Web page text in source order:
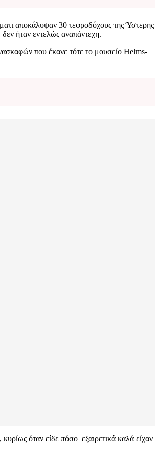
αποκάλυψαν 30 τεφροδόχους της Ύστερης
ήταν εντελώς αναπάντεχη.
που έκανε τότε το μουσείο Helms-
όταν είδε πόσο εξαιρετικά καλά είχαν